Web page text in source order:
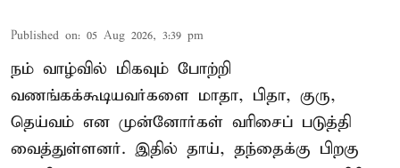
Published on: 05 Aug 2026, 3:39 pm
நம் வாழ்வில் மிகவும் போற்றி
வணங்கக்கூடியவர்களை மாதா, பிதா, குரு,
தெய்வம் என முன்னோர்கள் வரிசைப் படுத்தி
வைத்துள்ளனர். இதில் தாய், தந்தைக்கு பிறகு